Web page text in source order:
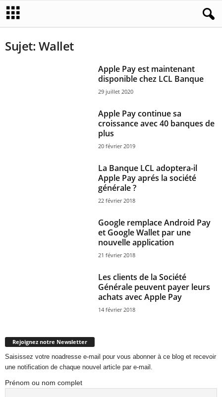
Sujet: Wallet
Apple Pay est maintenant
disponible chez LCL Banque
29 juillet 2020
Apple Pay continue sa
croissance avec 40 banques de
plus
20 février 2019
La Banque LCL adoptera-il
Apple Pay aprés la société
générale ?
22 février 2018
Google remplace Android Pay
et Google Wallet par une
nouvelle application
21 février 2018
Les clients de la Société
Générale peuvent payer leurs
achats avec Apple Pay
14 février 2018
Rejoignez notre Newsletter
Saisissez votre noadresse e-mail pour vous abonner à ce blog et recevoir
une notification de chaque nouvel article par e-mail.
Prénom ou nom complet